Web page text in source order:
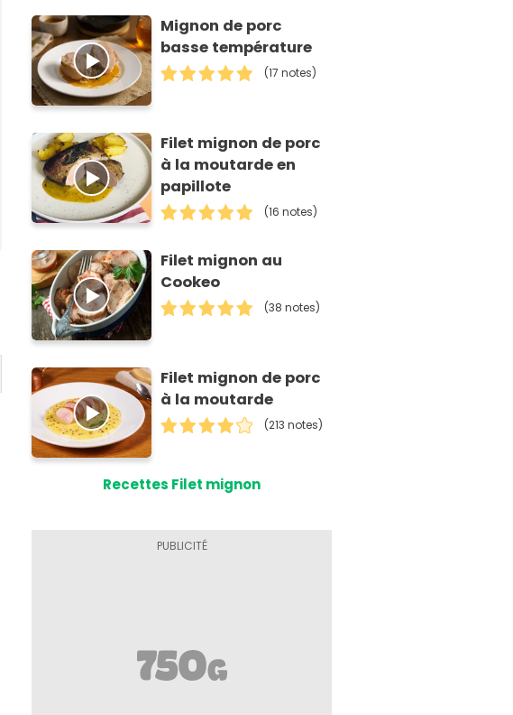
Mignon de porc
basse température
(17 notes)
Filet mignon de porc
à la moutarde en
papillote
(16 notes)
Filet mignon au
Cookeo
(38 notes)
Filet mignon de porc
à la moutarde
(213 notes)
Recettes Filet mignon